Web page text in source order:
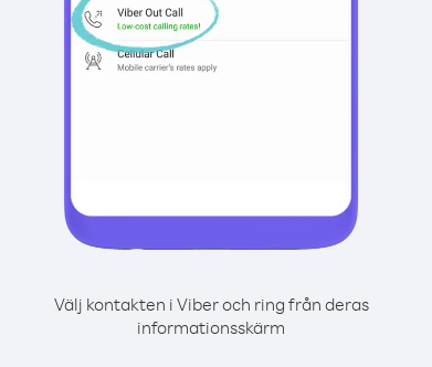
Välj kontakten i Viber och ring från deras
informationsskärm